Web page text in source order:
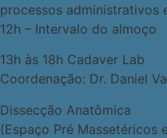
processos administrativos
12h – Intervalo do almoço
13h às 18h Cadaver Lab
Coordenação: Dr. Daniel
Dissecção Anatômica
(Espaço Pré Massetéricos